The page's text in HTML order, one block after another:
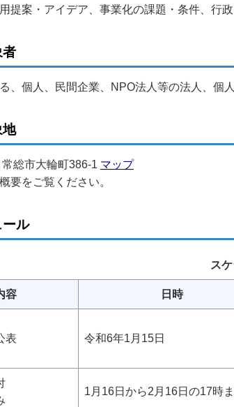
提案・アイデア、事業化の課題・条件、行
者
、個人、民間企業、NPO法人等の法人、個
地
総市大輪町386-1 マップ
要をご覧ください。
ール
ス
容 日時
表 令和6年1月15日
1月16日から2月16日の17時